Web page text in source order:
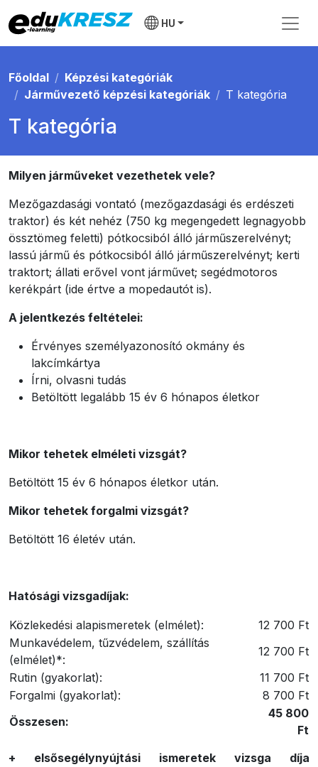
HU
Főoldal
Képzési kategóriák
Járművezető képzési kategóriák
T kategória
T kategória
Milyen járműveket vezethetek vele?
Mezőgazdasági vontató (mezőgazdasági és erdészeti
traktor) és két nehéz (750 kg megengedett legnagyobb
össztömeg feletti) pótkocsiból álló járműszerelvényt;
lassú jármű és pótkocsiból álló járműszerelvényt; kerti
traktort; állati erővel vont járművet; segédmotoros
kerékpárt (ide értve a mopedautót is).
A jelentkezés feltételei:
Érvényes személyazonosító okmány és
lakcímkártya
Írni, olvasni tudás
Betöltött legalább 15 év 6 hónapos életkor
Mikor tehetek elméleti vizsgát?
Betöltött 15 év 6 hónapos életkor után.
Mikor tehetek forgalmi vizsgát?
Betöltött 16 életév után.
Hatósági vizsgadíjak:
Közlekedési alapismeretek (elmélet):
12 700 Ft
Munkavédelem, tűzvédelem, szállítás
(elmélet)*:
12 700 Ft
Rutin (gyakorlat):
11 700 Ft
Forgalmi (gyakorlat):
8 700 Ft
Összesen:
45 800
Ft
+ elsősegélynyújtási ismeretek vizsga díja